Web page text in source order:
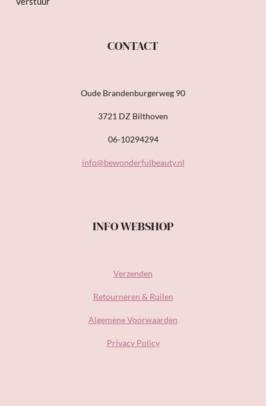
CONTACT
Oude Brandenburgerweg 90
3721 DZ Bilthoven
06-10294294
info@bewonderfulbeauty.nl
INFO WEBSHOP
Verzenden
Retourneren & Ruilen
Algemene Voorwaarden
Privacy Policy